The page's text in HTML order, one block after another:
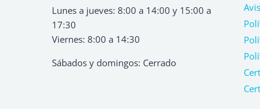
Lunes a jueves: 8:00 a 14:00 y 15:00 a
17:30
Viernes: 8:00 a 14:30
Sábados y domingos: Cerrado